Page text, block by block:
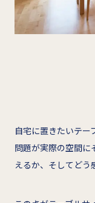
自宅に置きたいテー
問題が実際の空間に
えるか、そしてどう